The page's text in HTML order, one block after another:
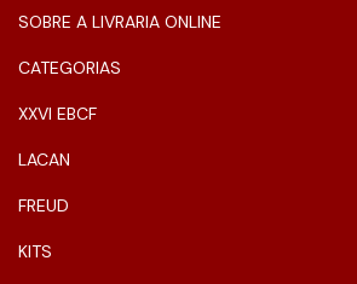
SOBRE A LIVRARIA ONLINE
CATEGORIAS
XXVI EBCF
LACAN
FREUD
KITS